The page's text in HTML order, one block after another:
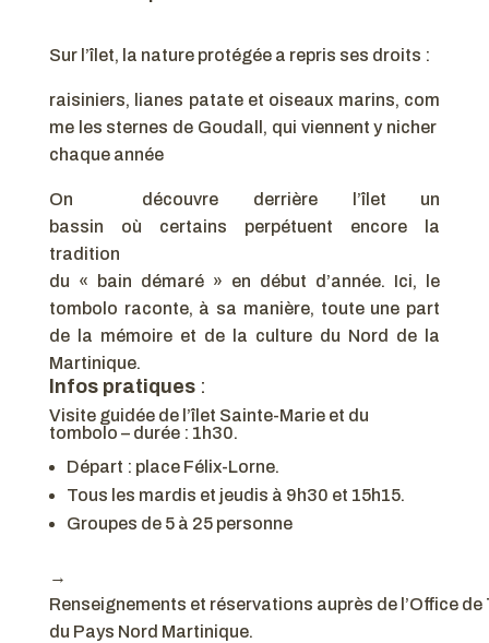
Sur l’îlet, la nature protégée a repris ses droits :
raisiniers, lianes patate et oiseaux marins, com
me les sternes de Goudall, qui viennent y nicher
chaque année
On découvre derrière l’îlet un
bassin où certains perpétuent encore la
tradition
du « bain démaré » en début d’année. Ici, le
tombolo raconte, à sa manière, toute une part
de la mémoire et de la culture du Nord de la
Martinique.
Infos pratiques:
Visite guidée de l’îlet Sainte-Marie et du
tombolo – durée : 1h30.
Départ : place Félix-Lorne.
Tous les mardis et jeudis à 9h30 et 15h15.
Groupes de 5 à 25 personne
→
Renseignements et réservations auprès de l’Office
du Pays Nord Martinique.